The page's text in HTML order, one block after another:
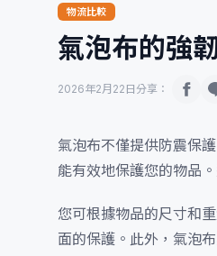
物流比較
氣泡布的強
2026年2月22日 分享：
氣泡布不僅提供防震保
能有效地保護您的物品
您可根據物品的尺寸和
面的保護。此外，氣泡